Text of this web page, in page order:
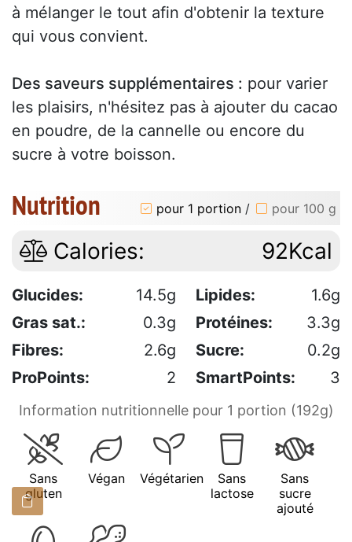
à mélanger le tout afin d'obtenir la texture
qui vous convient.
Des saveurs supplémentaires : pour varier
les plaisirs, n'hésitez pas à ajouter du cacao
en poudre, de la cannelle ou encore du
sucre à votre boisson.
Nutrition pour 1 portion / pour 100 g
Calories: 92Kcal
Glucides: 14.5g Lipides:
1.6g
Gras sat.:
0.3g Protéines:
3.3g
Fibres:
2.6g Sucre:
0.2g
ProPoints:
2 SmartPoints: 3
Information nutritionnelle pour 1 portion (192g)
Sans
gluten
Végan Végétarien
Sans
lactose
Sans
sucre
ajouté